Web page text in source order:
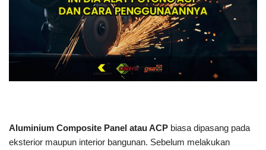
Aluminium Composite Panel atau ACP biasa dipasang pada
eksterior maupun interior bangunan. Sebelum melakukan